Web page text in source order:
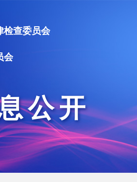
检查委员会
会
公开